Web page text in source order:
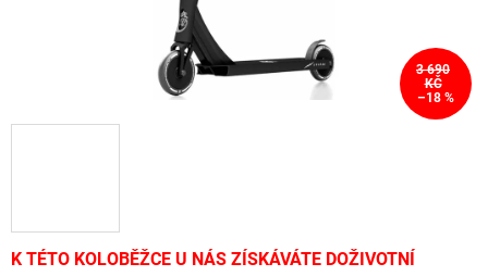
K TÉTO KOLOBĚŽCE U NÁS ZÍSKÁVÁTE DOŽIVOTNÍ
3 690
KČ
–18 %